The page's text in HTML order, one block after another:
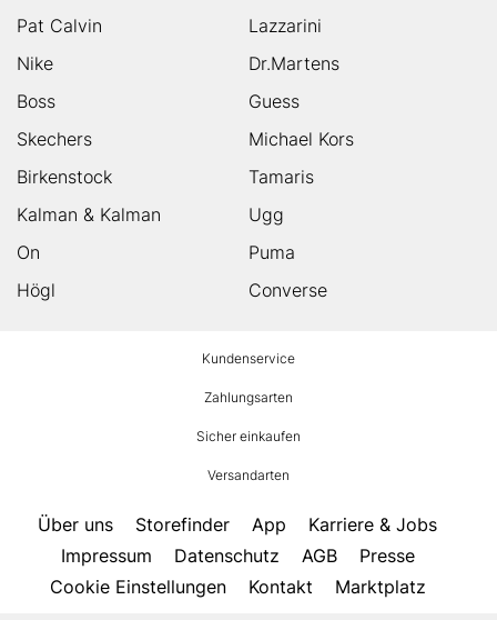
Pat Calvin
Lazzarini
Nike
Dr.Martens
Boss
Guess
Skechers
Michael Kors
Birkenstock
Tamaris
Kalman & Kalman
Ugg
On
Puma
Högl
Converse
Kundenservice
Zahlungsarten
Sicher einkaufen
Versandarten
Über uns Storefinder App
Karriere & Jobs
Impressum
Datenschutz AGB
Presse
Cookie Einstellungen
Kontakt Marktplatz